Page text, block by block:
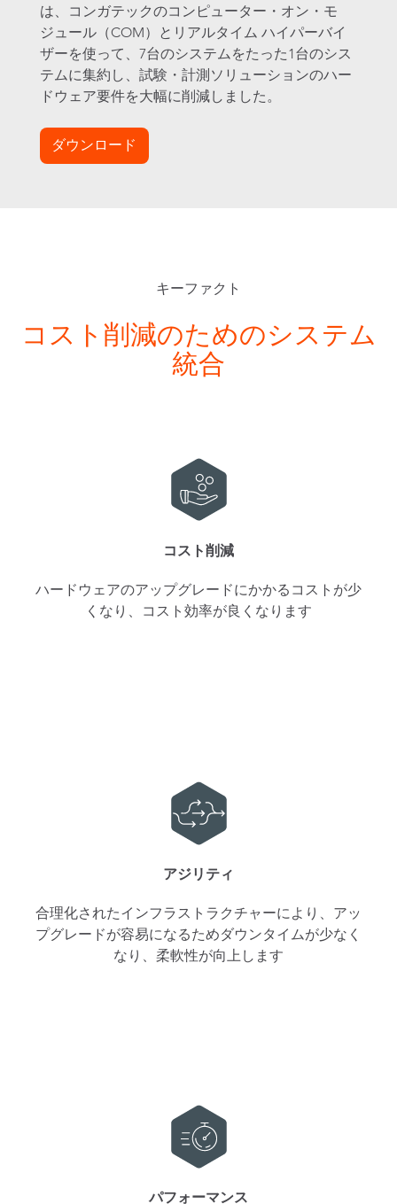
は、コンガテックのコンピューター・オン・モ
ジュール（COM）とリアルタイム ハイパーバイ
ザーを使って、7台のシステムをたった1台のシス
テムに集約し、試験・計測ソリューションのハー
ドウェア要件を大幅に削減しました。
ダウンロード
キーファクト
コスト削減のためのシステム
統合
コスト削減
ハードウェアのアップグレードにかかるコストが少
くなり、コスト効率が良くなります
アジリティ
合理化されたインフラストラクチャーにより、アッ
プグレードが容易になるためダウンタイムが少なく
なり、柔軟性が向上します
パフォーマンス